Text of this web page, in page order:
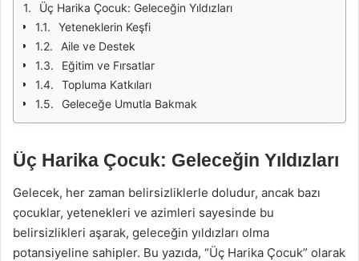
Üç Harika Çocuk: Geleceğin Yıldızları
Yeteneklerin Keşfi
Aile ve Destek
Eğitim ve Fırsatlar
Topluma Katkıları
Geleceğe Umutla Bakmak
Üç Harika Çocuk: Geleceğin Yıldızları
Gelecek, her zaman belirsizliklerle doludur, ancak bazı
çocuklar, yetenekleri ve azimleri sayesinde bu
belirsizlikleri aşarak, geleceğin yıldızları olma
potansiyeline sahipler. Bu yazıda, “Üç Harika Çocuk” olarak